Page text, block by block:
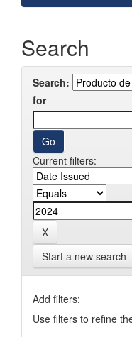
Search
Search:
for
Current filters:
Start a new search
Add filters:
Use filters to refine